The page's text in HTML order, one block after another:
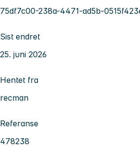
75df7c00-238a-4471-ad5b-
Sist endret
25. juni 2026
Hentet fra
recman
Referanse
478238